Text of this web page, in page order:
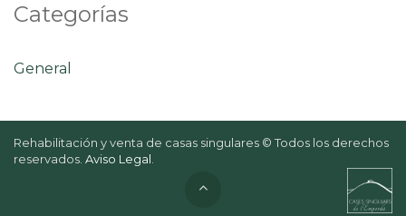
Categorías
General
Rehabilitación y venta de casas singulares © Todos los derechos
reservados. Aviso Legal